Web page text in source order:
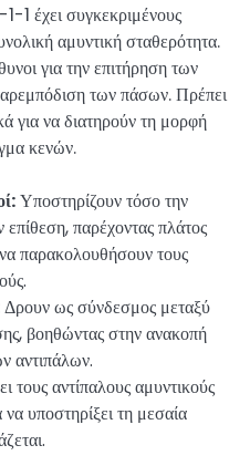
1 έχει συγκεκριμένους
αμυντική σταθερότητα.
για την επιτήρηση των
των πάσων. Πρέπει
για να διατηρούν τη μορφή
κενών.
Υποστηρίζουν τόσο την
παρέχοντας πλάτος
να παρακολουθήσουν τους
Δρουν ως σύνδεσμος μεταξύ
βοηθώντας στην ανακοπή
αντιπάλων.
τους αντίπαλους αμυντικούς
να υποστηρίξει τη μεσαία